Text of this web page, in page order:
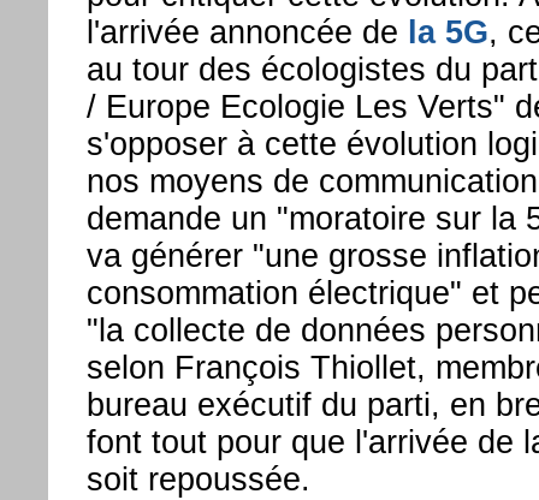
l'arrivée annoncée de la 5G,
au tour des écologistes du
/ Europe Ecologie Les Verts"
s'opposer à cette évolution
nos moyens de
demande un "moratoire sur la
va générer "une grosse
consommation électrique" et
"la collecte de données
selon François Thiollet,
bureau exécutif du parti, en
font tout pour que l'arrivée de
soit repoussée.